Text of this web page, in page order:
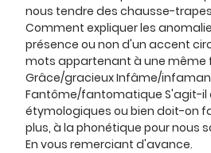
nous tendre des chausse-
Comment expliquer les
présence ou non d'un accent
mots appartenant à une même
Grâce/gracieux Infâme/
Fantôme/fantomatique S'agit-il
étymologiques ou bien doit-on
plus, à la phonétique pour nous
En vous remerciant d'avance.